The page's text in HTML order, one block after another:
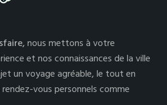
nous mettons à votre
et nos connaissances de la ville
un voyage agréable, le tout en
vous personnels comme